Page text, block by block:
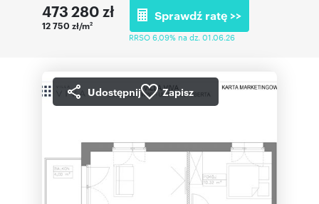
473 280 zł
12 750 zł/m2
Sprawdź ratę >>
RRSO 6,09% na dz. 01.06.26
Udostępnij Zapisz